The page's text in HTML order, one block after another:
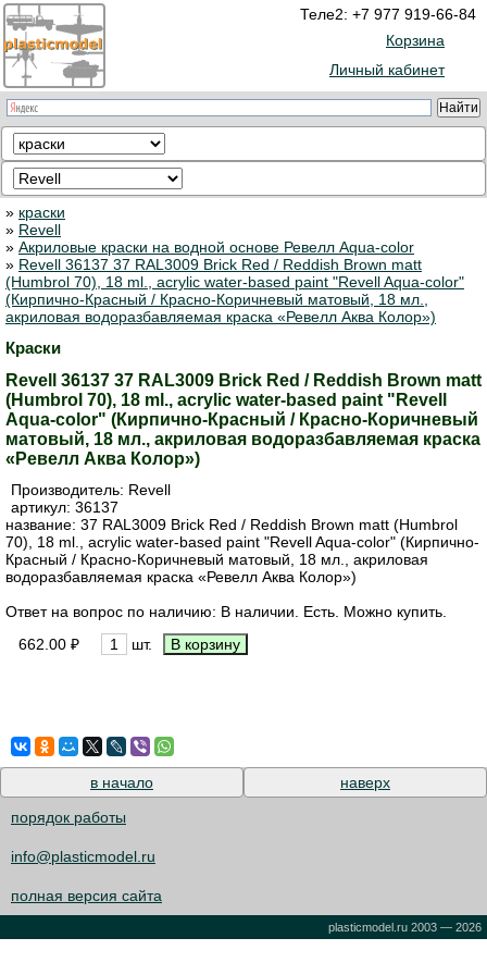
Теле2: +7 977 919-66-84
Корзина
Личный кабинет
» краски
» Revell
» Акриловые краски на водной основе Ревелл Aqua-color
» Revell 36137 37 RAL3009 Brick Red / Reddish Brown matt
(Humbrol 70), 18 ml., acrylic water-based paint "Revell Aqua-color"
(Кирпично-Красный / Красно-Коричневый матовый, 18 мл.,
акриловая водоразбавляемая краска «Ревелл Аква Колор»)
Краски
Revell 36137 37 RAL3009 Brick Red / Reddish Brown matt
(Humbrol 70), 18 ml., acrylic water-based paint "Revell
Aqua-color" (Кирпично-Красный / Красно-Коричневый
матовый, 18 мл., акриловая водоразбавляемая краска
«Ревелл Аква Колор»)
Производитель: Revell
артикул: 36137
название: 37 RAL3009 Brick Red / Reddish Brown matt (Humbrol
70), 18 ml., acrylic water-based paint "Revell Aqua-color" (Кирпично-
Красный / Красно-Коричневый матовый, 18 мл., акриловая
водоразбавляемая краска «Ревелл Аква Колор»)
Ответ на вопрос по наличию: В наличии. Есть. Можно купить.
662.00 ₽
шт.
в начало
наверх
порядок работы
info@plasticmodel.ru
полная версия сайта
plasticmodel.ru 2003 — 2026